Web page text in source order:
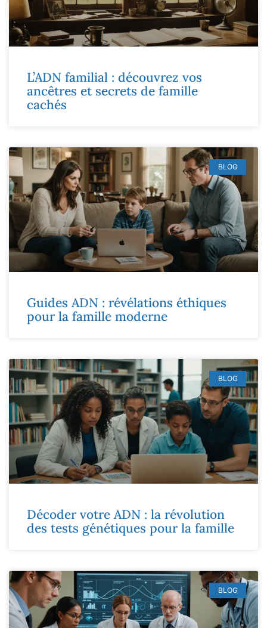
L’ADN familial : découvrez vos
ancêtres et secrets de famille
cachés
BLOG
Guides ADN : révélations éthiques
pour la famille moderne
BLOG
Décoder votre ADN : la révolution
des tests génétiques pour la famille
BLOG